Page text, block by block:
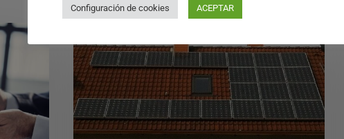
Configuración de cookies ACEPTAR